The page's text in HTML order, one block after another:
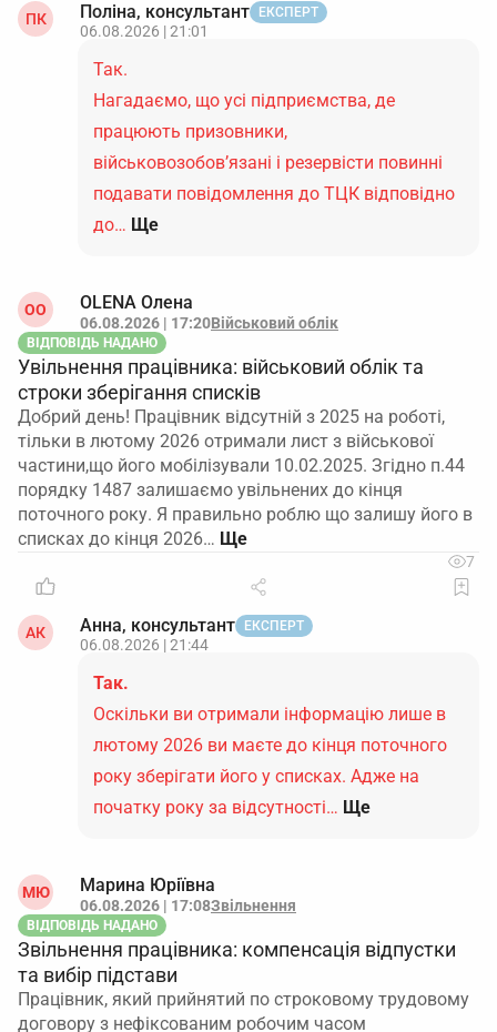
ПК Поліна, консультант ЕКСПЕРТ
06.08.2026 | 21:01
Так.
Нагадаємо, що усі підприємства, де
працюють призовники,
військовозобов’язані і резервісти повинні
подавати повідомлення до ТЦК відповідно
до… Ще
ОO OLENA Олена
06.08.2026 | 17:20Військовий облік
ВІДПОВІДЬ НАДАНО
Увільнення працівника: військовий облік та
строки зберігання списків
Добрий день! Працівник відсутній з 2025 на роботі,
тільки в лютому 2026 отримали лист з військової
частини,що його мобілізували 10.02.2025. Згідно п.44
порядку 1487 залишаємо увільнених до кінця
поточного року. Я правильно роблю що залишу його в
списках до кінця 2026…
7
АК Анна, консультант ЕКСПЕРТ
06.08.2026 | 21:44
Так.
Оскільки ви отримали інформацію лише в
лютому 2026 ви маєте до кінця поточного
року зберігати його у списках. Адже на
початку року за відсутності… Ще
МЮ Марина Юріївна
06.08.2026 | 17:08Звільнення
ВІДПОВІДЬ НАДАНО
Звільнення працівника: компенсація відпустки
та вибір підстави
Працівник, який прийнятий по строковому трудовому
договору з нефіксованим робочим часом